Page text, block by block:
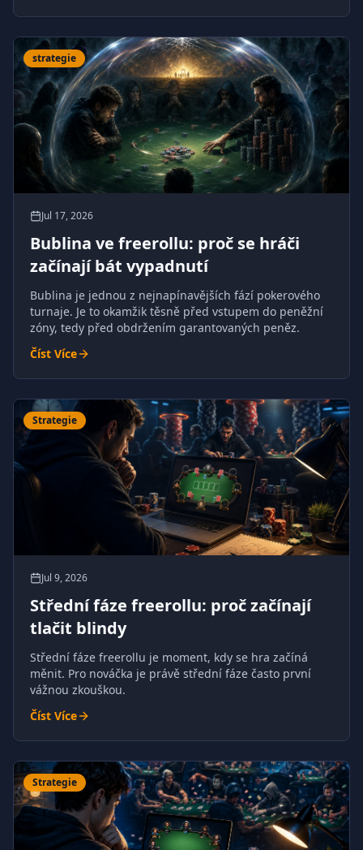
strategie
Jul 17, 2026
Bublina ve freerollu: proč se hráči
začínají bát vypadnutí
Bublina je jednou z nejnapínavějších fází pokerového
turnaje. Je to okamžik těsně před vstupem do peněžní
zóny, tedy před obdržením garantovaných peněz.
Číst Více
Strategie
Jul 9, 2026
Střední fáze freerollu: proč začínají
tlačit blindy
Střední fáze freerollu je moment, kdy se hra začíná
měnit. Pro nováčka je právě střední fáze často první
vážnou zkouškou.
Číst Více
Strategie